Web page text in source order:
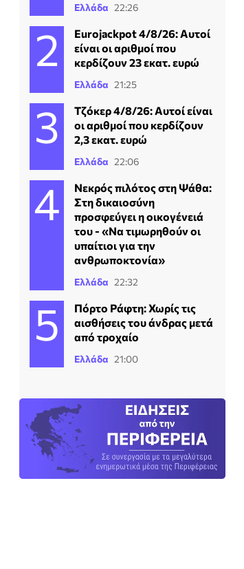
Ελλάδα 22:26
Eurojackpot 4/8/26: Αυτοί
είναι οι αριθμοί που
κερδίζουν 23 εκατ. ευρώ
Ελλάδα 21:25
Τζόκερ 4/8/26: Αυτοί είναι
οι αριθμοί που κερδίζουν
2,3 εκατ. ευρώ
Ελλάδα 22:06
Νεκρός πιλότος στη Ψάθα:
Στη δικαιοσύνη
προσφεύγει η οικογένειά
του - «Να τιμωρηθούν οι
υπαίτιοι για την
ανθρωποκτονία»
Ελλάδα 22:32
Πόρτο Ράφτη: Χωρίς τις
αισθήσεις του άνδρας μετά
από τροχαίο
Ελλάδα 21:00